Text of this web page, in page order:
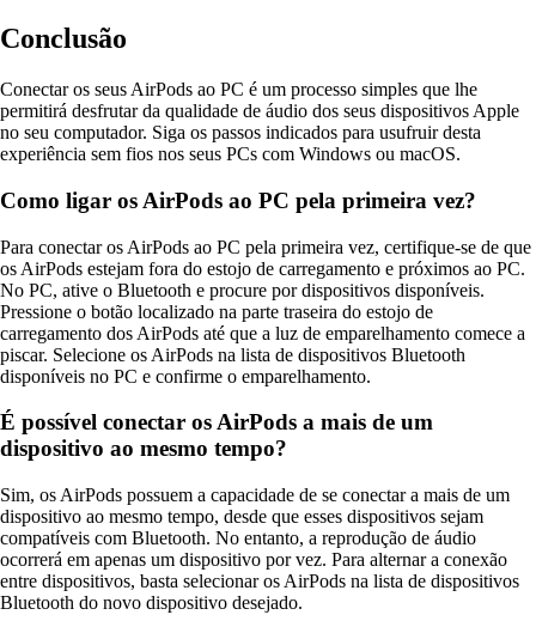
Conclusão
Conectar os seus AirPods ao PC é um processo simples que lhe
permitirá desfrutar da qualidade de áudio dos seus dispositivos Apple
no seu computador. Siga os passos indicados para usufruir desta
experiência sem fios nos seus PCs com Windows ou macOS.
Como ligar os AirPods ao PC pela primeira vez?
Para conectar os AirPods ao PC pela primeira vez, certifique-se de que
os AirPods estejam fora do estojo de carregamento e próximos ao PC.
No PC, ative o Bluetooth e procure por dispositivos disponíveis.
Pressione o botão localizado na parte traseira do estojo de
carregamento dos AirPods até que a luz de emparelhamento comece a
piscar. Selecione os AirPods na lista de dispositivos Bluetooth
disponíveis no PC e confirme o emparelhamento.
É possível conectar os AirPods a mais de um
dispositivo ao mesmo tempo?
Sim, os AirPods possuem a capacidade de se conectar a mais de um
dispositivo ao mesmo tempo, desde que esses dispositivos sejam
compatíveis com Bluetooth. No entanto, a reprodução de áudio
ocorrerá em apenas um dispositivo por vez. Para alternar a conexão
entre dispositivos, basta selecionar os AirPods na lista de dispositivos
Bluetooth do novo dispositivo desejado.